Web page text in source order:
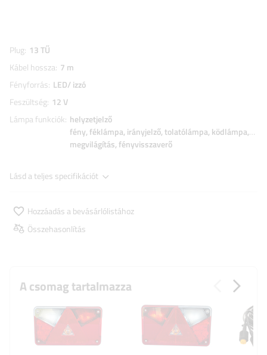
Plug 13 TŰ
Kábel hossza 7 m
Fényforrás LED/ izzó
Feszültség 12 V
Lámpa funkciók helyzetjelző
fény féklámpa irányjelző tolatólámpa ködlámpa
megvilágítás fényvisszaverő
Lásd a teljes specifikációt
Hozzáadás a bevásárlólistához
Összehasonlítás
A csomag tartalmazza